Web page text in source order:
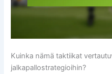
Kuinka nämä taktiikat
jalkapallostrategioihin?